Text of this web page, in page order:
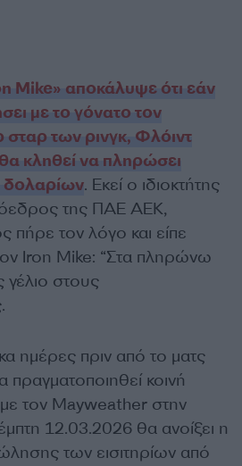
Mike» αποκάλυψε ότι εάν
με το γόνατο τον
των ρινγκ, Φλόιντ
κληθεί να πληρώσει
δολαρίων. Εκεί ο ιδιοκτήτης
της ΠΑΕ ΑΕΚ,
πήρε τον λόγο και είπε
Iron Mike: “Στα πληρώνω
στους
ημέρες πριν από το ματς
πραγματοποιηθεί κοινή
τον Mayweather στην
12.03.2026 θα ανοίξει η
των εισιτηρίων από